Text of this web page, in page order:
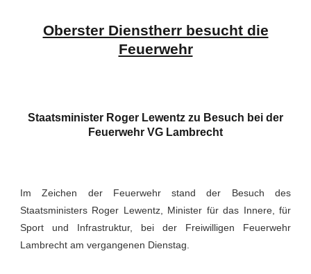
Oberster Dienstherr besucht die
Feuerwehr
Staatsminister Roger Lewentz zu Besuch bei der
Feuerwehr VG Lambrecht
Im Zeichen der Feuerwehr stand der Besuch des
Staatsministers Roger Lewentz, Minister für das Innere, für
Sport und Infrastruktur, bei der Freiwilligen Feuerwehr
Lambrecht am vergangenen Dienstag.